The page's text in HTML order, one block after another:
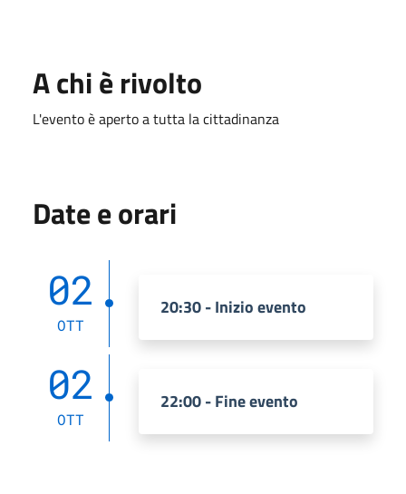
A chi è rivolto
L'evento è aperto a tutta la cittadinanza
Date e orari
02
OTT
20:30 - Inizio evento
02
OTT
22:00 - Fine evento